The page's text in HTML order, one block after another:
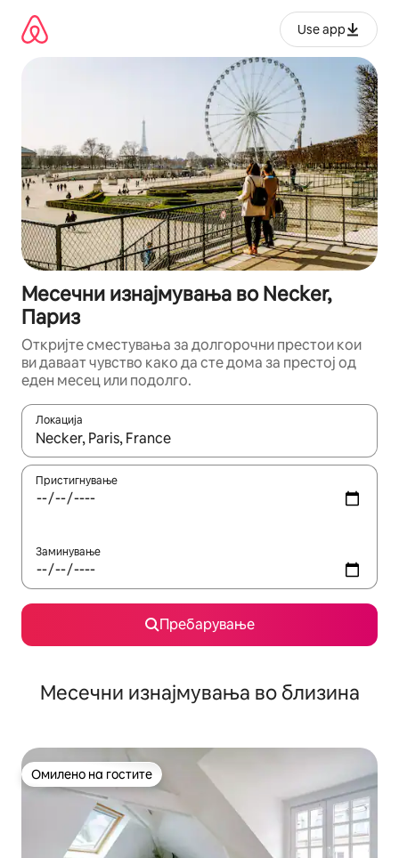
содржина
Use app
Месечни изнајмувања во Necker,
Париз
Откријте сместувања за долгорочни престои кои
ви даваат чувство како да сте дома за престој од
еден месец или подолго.
Локација
Кога резултатите се достапни, движете се со копчињата
Пристигнување
Заминување
Пребарување
Месечни изнајмувања во близина
Омилено на гостите
Омилено на гостите